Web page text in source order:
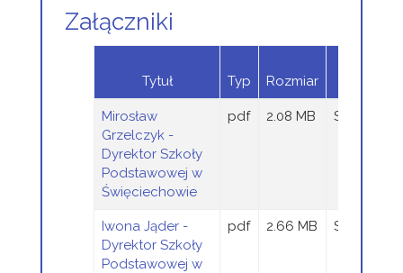
Załączniki
Tytuł Typ Rozmiar
Mirosław
Grzelczyk -
Dyrektor Szkoły
Podstawowej w
Święciechowie
pdf 2.08 MB Sandra
Iwona Jąder -
Dyrektor Szkoły
Podstawowej w
pdf 2.66 MB Sandra